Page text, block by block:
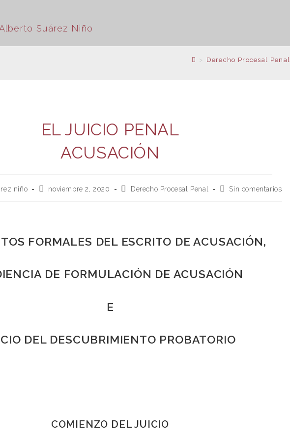
> Derecho Procesal Penal
EL JUICIO PENAL
ACUSACIÓN
niño noviembre 2, 2020 Derecho Procesal Penal Sin comentarios
FORMALES DEL ESCRITO DE ACUSACIÓN,
DE FORMULACIÓN DE ACUSACIÓN
E
DEL DESCUBRIMIENTO PROBATORIO
COMIENZO DEL JUICIO